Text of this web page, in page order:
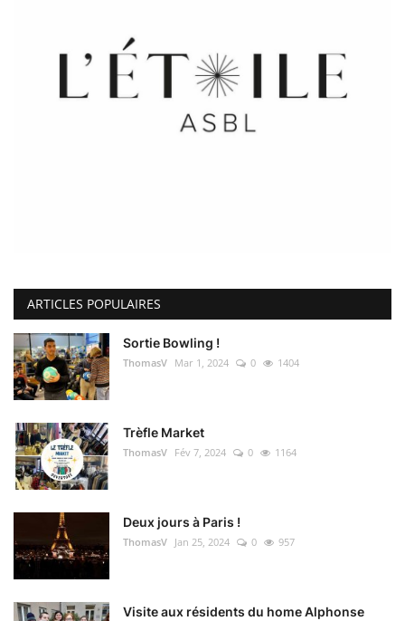
ARTICLES POPULAIRES
Sortie Bowling !
ThomasV Mar 1, 2024 0 1404
Trèfle Market
ThomasV Fév 7, 2024 0 1164
Deux jours à Paris !
ThomasV Jan 25, 2024 0 957
Visite aux résidents du home Alphonse